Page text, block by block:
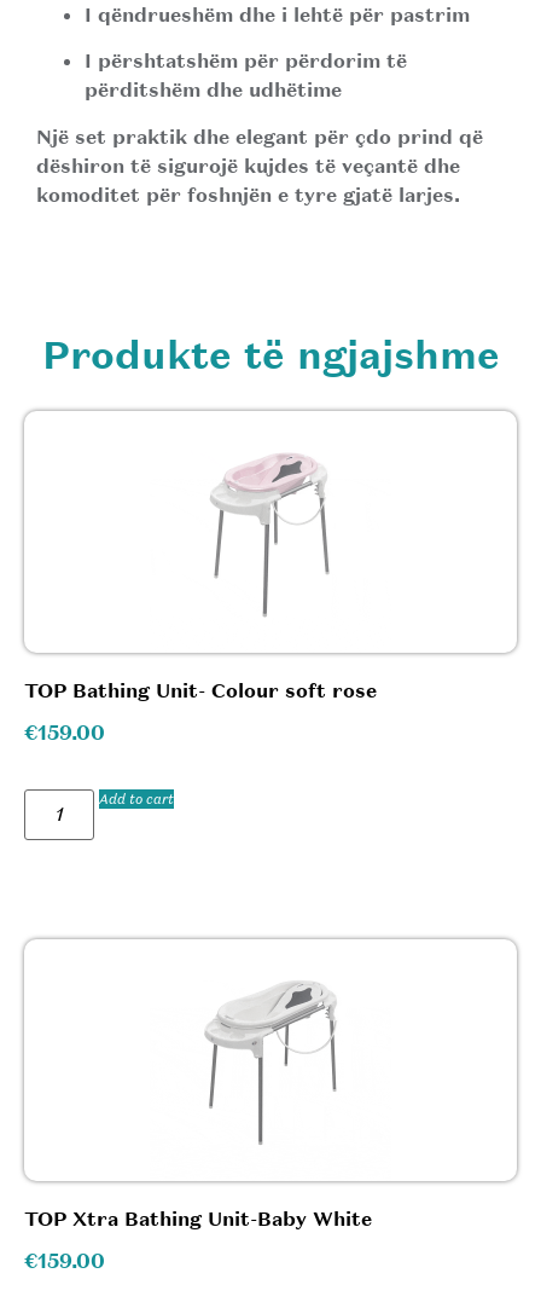
I qëndrueshëm dhe i lehtë për pastrim
I përshtatshëm për përdorim të
përditshëm dhe udhëtime
Një set praktik dhe elegant për çdo prind që
dëshiron të sigurojë kujdes të veçantë dhe
komoditet për foshnjën e tyre gjatë larjes.
Produkte të ngjajshme
TOP Bathing Unit- Colour soft rose
€159.00
Add to cart
TOP Xtra Bathing Unit-Baby White
€159.00